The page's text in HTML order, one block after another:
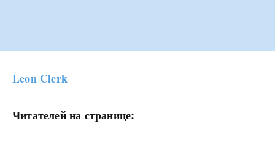
Leon Clerk
Читателей на странице: